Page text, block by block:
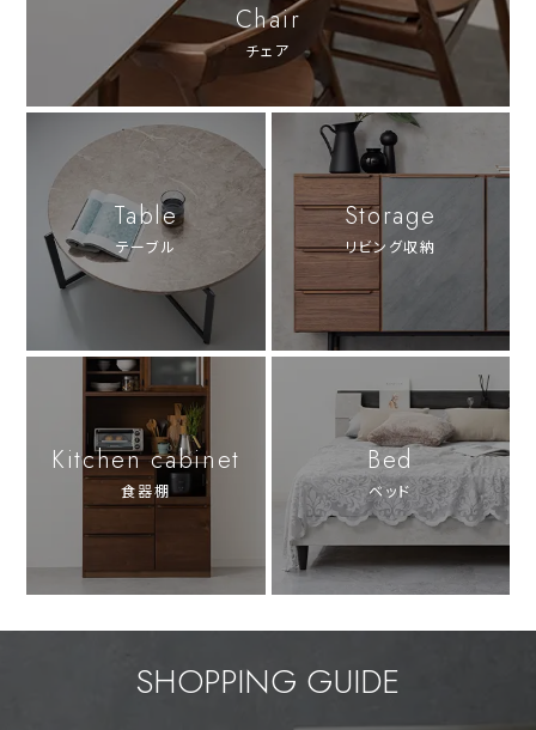
Chair
チェア
Table
テーブル
Storage
リビング収納
Kitchen cabinet
食器棚
Bed
ベッド
SHOPPING GUIDE